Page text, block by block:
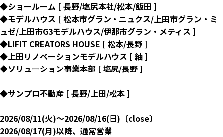
◆ショールーム [ 長野/塩尻本社/松本/飯田 ]
◆モデルハウス [ 松本市グラン・ニュクス/上田市グラン・ミ
ュゼ/上田市G3モデルハウス/伊那市グラン・メティス ]
◆LIFIT CREATORS HOUSE [ 松本/長野 ]
◆上田リノベーションモデルハウス [ 紬 ]
◆ソリューション事業本部 [ 塩尻/長野 ]
◆サンプロ不動産 [ 長野/上田/松本 ]
2026/08/11(火)～2026/08/16(日)〔close〕
2026/08/17(月)以降、通常営業